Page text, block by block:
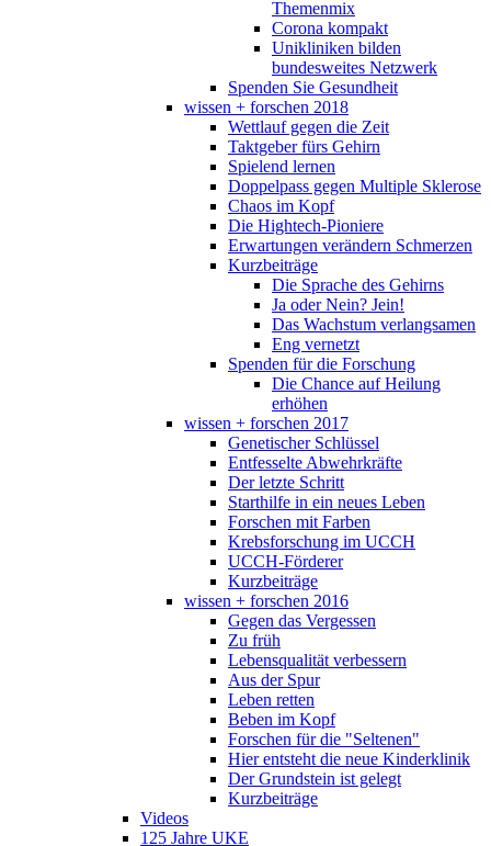
Themenmix
Corona kompakt
Unikliniken bilden
bundesweites Netzwerk
Spenden Sie Gesundheit
wissen + forschen 2018
Wettlauf gegen die Zeit
Taktgeber fürs Gehirn
Spielend lernen
Doppelpass gegen Multiple Sklerose
Chaos im Kopf
Die Hightech-Pioniere
Erwartungen verändern Schmerzen
Kurzbeiträge
Die Sprache des Gehirns
Ja oder Nein? Jein!
Das Wachstum verlangsamen
Eng vernetzt
Spenden für die Forschung
Die Chance auf Heilung
erhöhen
wissen + forschen 2017
Genetischer Schlüssel
Entfesselte Abwehrkräfte
Der letzte Schritt
Starthilfe in ein neues Leben
Forschen mit Farben
Krebsforschung im UCCH
UCCH-Förderer
Kurzbeiträge
wissen + forschen 2016
Gegen das Vergessen
Zu früh
Lebensqualität verbessern
Aus der Spur
Leben retten
Beben im Kopf
Forschen für die "Seltenen"
Hier entsteht die neue Kinderklinik
Der Grundstein ist gelegt
Kurzbeiträge
Videos
125 Jahre UKE